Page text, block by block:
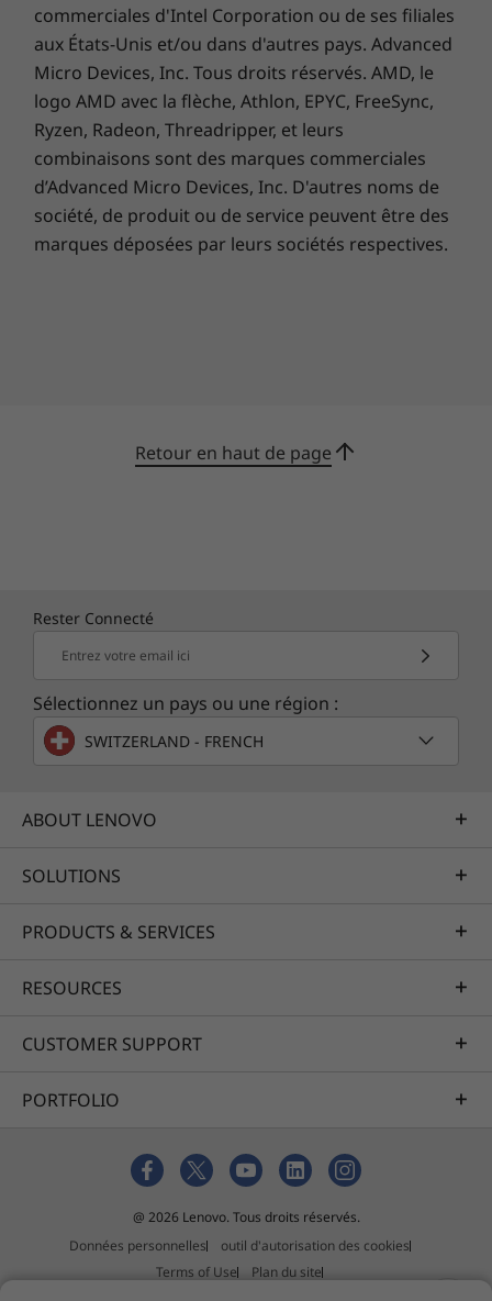
Restez connecté, où que vous soyez
D’une épaisseur d’un peu moins de 1" (17,9
mm), ce modèle compact à double écran pèse
moins de 2 kg (4,4 lb). Il est compatible avec la
technologie Wi-Fi 6E pour obtenir un accès
déplacement.
Profitez de toutes ses fonctionnalités
tout simplement. Deux fois plus large que sa
écran-boîtier exceptionnel de plus de 90 %.
net, des feuilles de calcul aux films. L'écran est
agréable pour les yeux.
commerciales d'Intel Corporation ou de ses filiales
aux États-Unis et/ou dans d'autres pays. Advanced
Micro Devices, Inc. Tous droits réservés. AMD, le
logo AMD avec la flèche, Athlon, EPYC, FreeSync,
Ryzen, Radeon, Threadripper, et leurs
combinaisons sont des marques commerciales
d’Advanced Micro Devices, Inc. D'autres noms de
société, de produit ou de service peuvent être des
marques déposées par leurs sociétés respectives.
Retour en haut de page
Rester Connecté
Entrez votre email ici
Sélectionnez un pays ou une région :
SWITZERLAND - FRENCH
ABOUT LENOVO
SOLUTIONS
PRODUCTS & SERVICES
RESOURCES
CUSTOMER SUPPORT
PORTFOLIO
@ 2026 Lenovo. Tous droits réservés.
Données personnelles
outil d'autorisation des cookies
Terms of Use
Plan du site